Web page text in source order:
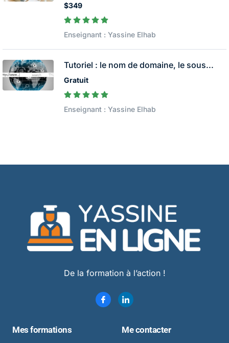
$349
Enseignant : Yassine Elhab
Tutoriel : le nom de domaine, le sous...
Gratuit
Enseignant : Yassine Elhab
De la formation à l’action !
Mes formations Me contacter